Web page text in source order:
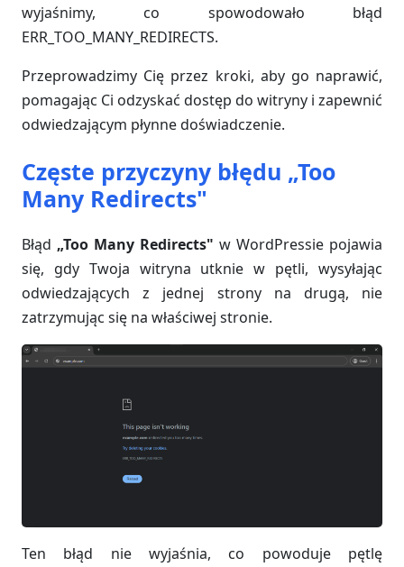
wyjaśnimy, co spowodowało błąd
ERR_TOO_MANY_REDIRECTS.
Przeprowadzimy Cię przez kroki, aby go naprawić,
pomagając Ci odzyskać dostęp do witryny i zapewnić
odwiedzającym płynne doświadczenie.
Częste przyczyny błędu „Too
Many Redirects"
Błąd „Too Many Redirects" w WordPressie pojawia
się, gdy Twoja witryna utknie w pętli, wysyłając
odwiedzających z jednej strony na drugą, nie
zatrzymując się na właściwej stronie.
Ten błąd nie wyjaśnia, co powoduje pętlę